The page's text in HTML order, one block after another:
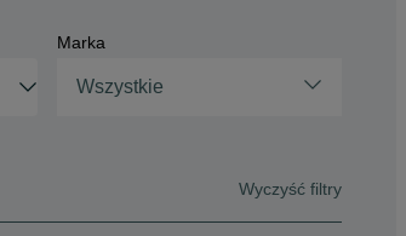
Marka
Wszystkie
Wyczyść filtry